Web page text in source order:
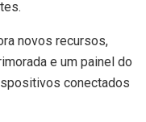
novos recursos,
e um painel do
conectados